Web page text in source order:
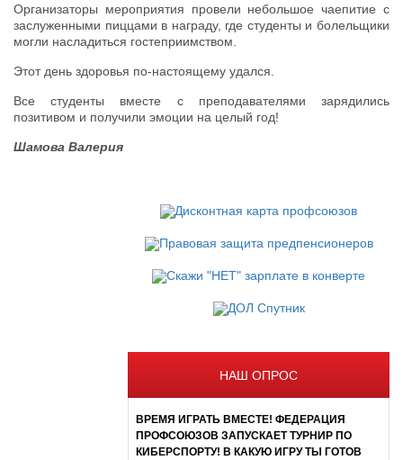
Организаторы мероприятия провели небольшое чаепитие с
заслуженными пиццами в награду, где студенты и болельщики
могли насладиться гостеприимством.
Этот день здоровья по-настоящему удался.
Все студенты вместе с преподавателями зарядились
позитивом и получили эмоции на целый год!
Шамова Валерия
НАШ ОПРОС
ВРЕМЯ ИГРАТЬ ВМЕСТЕ! ФЕДЕРАЦИЯ
ПРОФСОЮЗОВ ЗАПУСКАЕТ ТУРНИР ПО
КИБЕРСПОРТУ! В КАКУЮ ИГРУ ТЫ ГОТОВ